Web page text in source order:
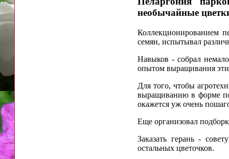
необычайные
Коллекционированием
семян, испытывал
Навыков - собрал
опытом выращивания
Для того, чтобы
выращиванию в форме
окажется уж очень
Еще организовал
Заказать герань -
остальных цветочков.